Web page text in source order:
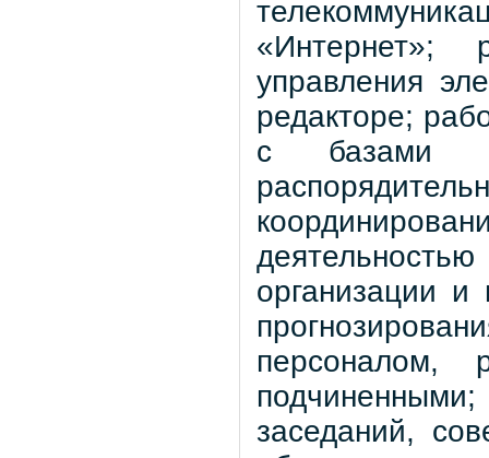
«Интернет»;
управления
редакторе;
с базами
организации и
персоналом,
подчиненными;
заседаний,